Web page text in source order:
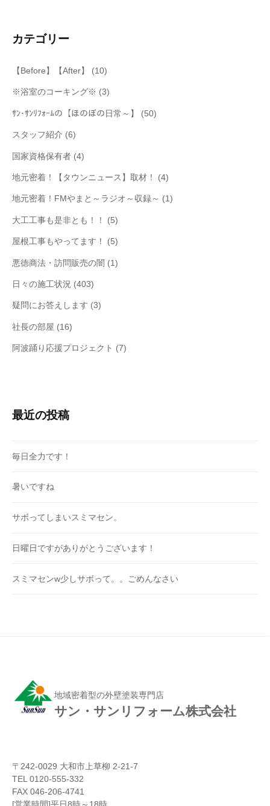
カテゴリー
【Before】【After】 (10)
※浴室のコーキング※ (3)
ｻﾝ･ｻﾝﾘﾌｫｰﾑの【ほのぼの日常～】 (50)
スタッフ紹介 (6)
国家資格保有者 (4)
地元密着！【タウンニュース】取材！ (4)
地元密着！FMやまと～ラジオ～収録～ (1)
大工工事も是非とも！！ (5)
屋根工事もやってます！ (5)
悪徳商法・訪問販売の闇 (1)
日々の施工状況 (403)
疑問にお答えします (3)
社長の部屋 (16)
阿波踊り応援プロジェクト (7)
最近の投稿
毎日全力です！
暑いですね
サボってしまいスミマセン。
日曜日ですがありがとうございます！
スミマセンw少しサボって。。ごめんなさい
地域密着型の外壁塗装専門店
サン・サンリフォーム株式会社
〒242-0029 大和市上草柳 2-21-7
TEL 0120-555-332
FAX 046-206-4741
[営業時間]平日8時～18時